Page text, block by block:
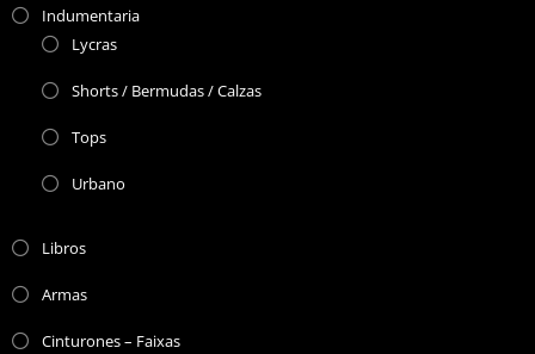
Indumentaria
Lycras
Shorts / Bermudas / Calzas
Tops
Urbano
Libros
Armas
Cinturones – Faixas